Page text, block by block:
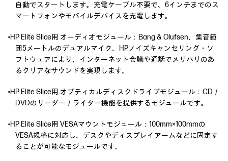
自動でスタートします。充電ケーブル不要で、6インチまでのス
マートフォンやモバイルデバイスを充電します。
•HP Elite Slice用 オーディオモジュール：Bang & Olufsen、集音範
囲5メートルのデュアルマイク、HPノイズキャンセリング・ソ
フトウェアにより、インターネット会議や通話でメリハリのあ
るクリアなサウンドを実現します。
•HP Elite Slice用 オプティカルディスクドライブモジュール：CD／
DVDのリーダー／ライター機能を提供するモジュールです。
•HP Elite Slice用 VESAマウントモジュール：100mm×100mmの
VESA規格に対応し、デスクやディスプレイアームなどに固定す
ることが可能なモジュールです。